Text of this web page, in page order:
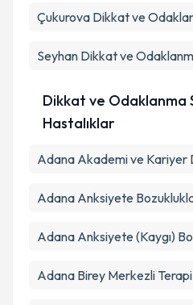
Kişisel verilerimin
kapsamda işlenmesini
Takvim
Çukurova Dikkat ve
Seyhan Dikkat ve
Dikkat ve Odaklanma
Hastalıklar
Adana Akademi ve Kariyer
Adana Anksiyete
Adana Anksiyete (Kaygı)
Adana Birey Merkezli Terapi